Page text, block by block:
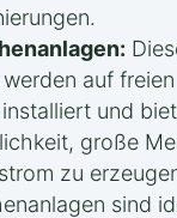
auf freien
und
große
zu
sind